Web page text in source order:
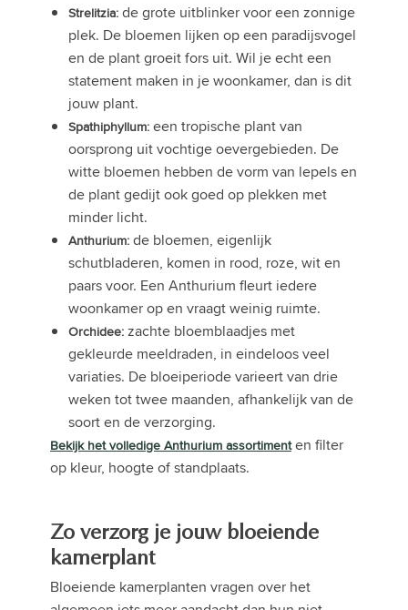
Strelitzia: de grote uitblinker voor een zonnige
plek. De bloemen lijken op een paradijsvogel
en de plant groeit fors uit. Wil je echt een
statement maken in je woonkamer, dan is dit
jouw plant.
Spathiphyllum: een tropische plant van
oorsprong uit vochtige oevergebieden. De
witte bloemen hebben de vorm van lepels en
de plant gedijt ook goed op plekken met
minder licht.
Anthurium: de bloemen, eigenlijk
schutbladeren, komen in rood, roze, wit en
paars voor. Een Anthurium fleurt iedere
woonkamer op en vraagt weinig ruimte.
Orchidee: zachte bloemblaadjes met
gekleurde meeldraden, in eindeloos veel
variaties. De bloeiperiode varieert van drie
weken tot twee maanden, afhankelijk van de
soort en de verzorging.
Bekijk het volledige Anthurium assortimenten filter
op kleur, hoogte of standplaats.
Zo verzorg je jouw bloeiende
kamerplant
Bloeiende kamerplanten vragen over het